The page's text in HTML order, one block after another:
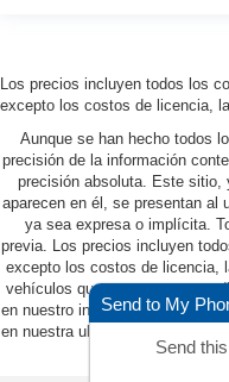
Los precios incluyen todos los
excepto los costos de licencia,
Aunque se han hecho todos
precisión de la información
precisión absoluta. Este sitio,
aparecen en él, se presentan al
ya sea expresa o implícita.
previa. Los precios incluyen
excepto los costos de licencia,
vehículos que se muestran en
en nuestro inventario (no en
en nuestra ubicación dentro de
solicitud,
Send to My
Send